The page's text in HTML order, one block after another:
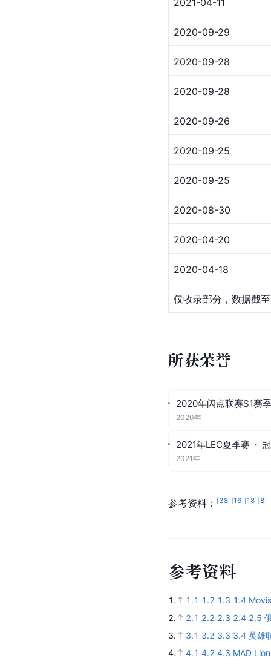
2020-09-29
2020-09-28
2020-09-28
2020-09-26
2020-09-25
2020-09-25
2020-08-30
2020-04-20
2020-04-18
仅收录部分，数据截
所获荣誉
2020年闪点联赛S1赛季
2020年
2021年LEC夏季赛 ·
2021年
参考资料： [38][16] [18][8]
参考资料
1. 1.1 1.2 1.3 1.4
2.
2.1 2.2 2.3 2.4 2.5
3.
3.1 3.2 3.3 3.4 英雄
4.
4.1 4.2 4.3 MAD